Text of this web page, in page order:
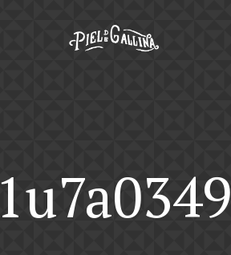
1u7a0349